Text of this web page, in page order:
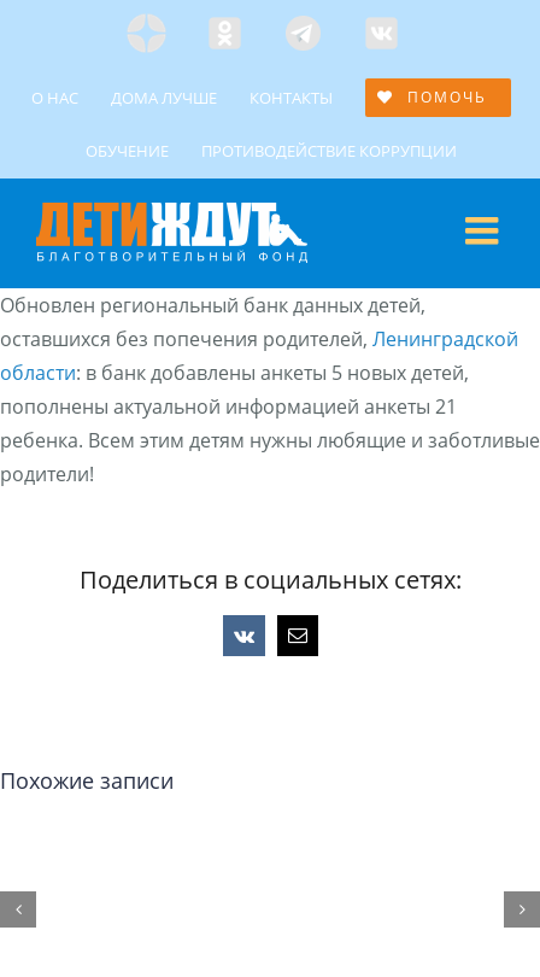
ЯндексОдноклассники
Telegramm
Custom
О НАС ДОМА ЛУЧШЕ КОНТАКТЫ ПОМОЧЬ
ОБУЧЕНИЕ ПРОТИВОДЕЙСТВИЕ КОРРУПЦИИ
Обновлен региональный банк данных детей,
оставшихся без попечения родителей, Ленинградской
области: в банк добавлены анкеты 5 новых детей,
пополнены актуальной информацией анкеты 21
ребенка. Всем этим детям нужны любящие и заботливые
родители!
Поделиться в социальных сетях:
Vk Email
Похожие записи